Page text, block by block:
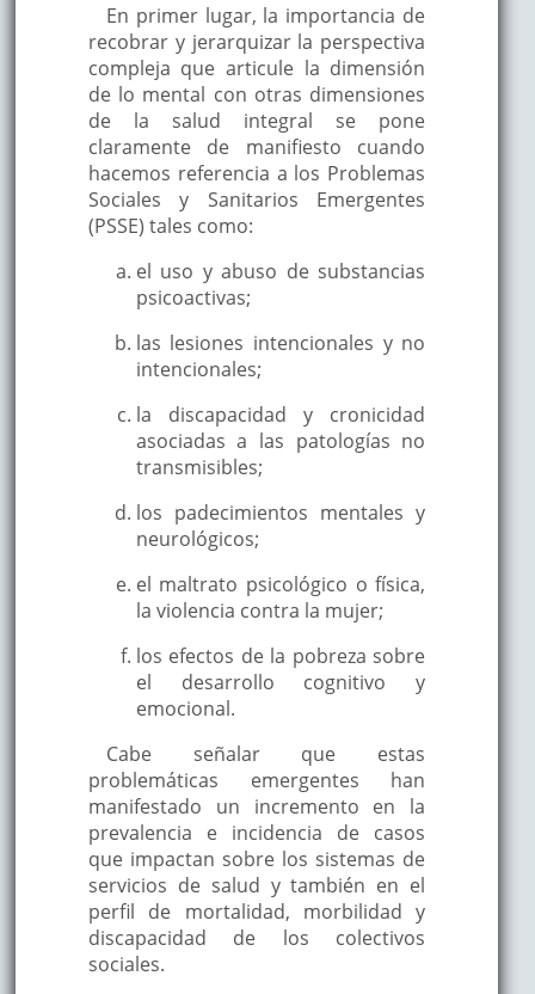
En primer lugar, la importancia de
recobrar y jerarquizar la perspectiva
compleja que articule la dimensión
de lo mental con otras dimensiones
de la salud integral se pone
claramente de manifiesto cuando
hacemos referencia a los Problemas
Sociales y Sanitarios Emergentes
(PSSE) tales como:
el uso y abuso de substancias
psicoactivas;
las lesiones intencionales y no
intencionales;
la discapacidad y cronicidad
asociadas a las patologías no
transmisibles;
los padecimientos mentales y
neurológicos;
el maltrato psicológico o física,
la violencia contra la mujer;
los efectos de la pobreza sobre
el desarrollo cognitivo y
emocional.
Cabe señalar que estas
problemáticas emergentes han
manifestado un incremento en la
prevalencia e incidencia de casos
que impactan sobre los sistemas de
servicios de salud y también en el
perfil de mortalidad, morbilidad y
discapacidad de los colectivos
sociales.